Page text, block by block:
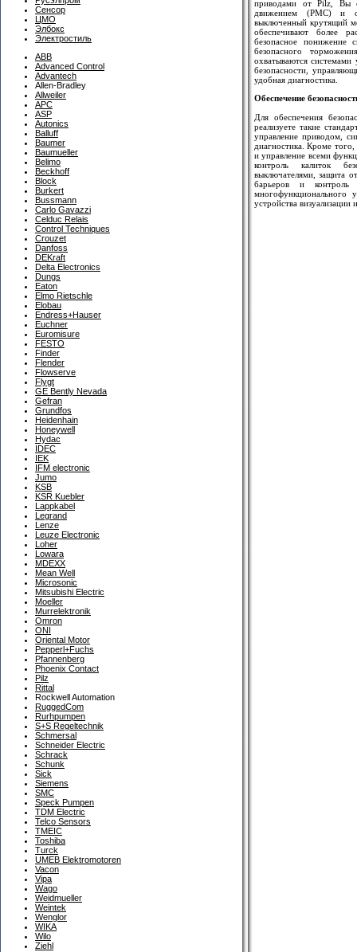
Сенсор
ЦМО
Элбокс
Электростиль
ABB
Advanced Control
Advantech
Allen-Bradley
Allweiler
APC
ASP
Autonics
Balluff
Baumer
Baumueller
Belimo
Beckhoff
Block
Burkert
Bussmann
Carlo Gavazzi
Celduc Relais
Control Techniques
Crouzet
Danfoss
DEKraft
Delta Electronics
Dungs
Eaton
Elmo Rietschle
Elobau
Endress+Hauser
Euchner
Euromisure
FESTO
Finder
Flender
Flowserve
Flygt
GE Bently Nevada
Gefran
Grundfos
Heidenhain
Honeywell
Hydac
IDEC
IEK
IFM electronic
Jumo
KSB
KSR Kuebler
Lappkabel
Legrand
Lenze
Leuze Electronic
Loher
Lowara
MDEXX
Mean Well
Microsonic
Mitsubishi Electric
Moeller
Murrelektronik
Omron
ONI
Oriental Motor
Pepperl+Fuchs
Pfannenberg
Phoenix Contact
Pilz
Rittal
Rockwell Automation
RuggedCom
Rurhpumpen
S+S Regeltechnik
Schmersal
Schneider Electric
Schrack
Schunk
Sick
Siemens
SMC
Speck Pumpen
TDM Electric
Telco Sensors
TMEIC
Toshiba
Turck
UMEB Elektromotoren
Vacon
Vipa
Wago
Weidmueller
Weintek
Wenglor
WIKA
Wilo
Ziehl
приводами от Pilz, Вы
движением (PMC) и
выключенный крутящий
обеспечивают более
безопасное понижение
безопасного
охватываются системами
безопасности,
удобная диагностика.
Обеспечение
Для обеспечения
реализуете такие
управление приводом,
диагностика. Кроме
и управление всеми
контроль калиток
выключателями, защита
барьеров и контроль
многофункционального
устройства визуализации